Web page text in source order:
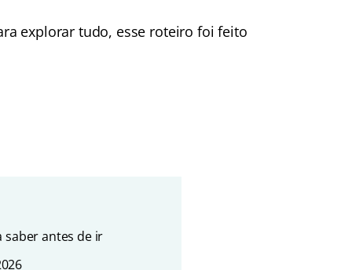
explorar tudo, esse roteiro foi feito
saber antes de ir